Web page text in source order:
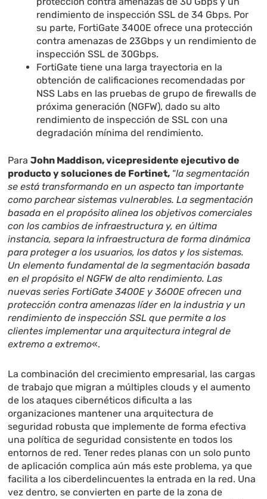
rendimiento de inspección SSL de 34 Gbps. Por
su parte, FortiGate 3400E ofrece una protección
contra amenazas de 23Gbps y un rendimiento de
inspección SSL de 30Gbps.
FortiGate tiene una larga trayectoria en la
obtención de calificaciones recomendadas por
NSS Labs en las pruebas de grupo de firewalls de
próxima generación (NGFW), dado su alto
rendimiento de inspección de SSL con una
degradación mínima del rendimiento.
ParaJohn Maddison, vicepresidente ejecutivo de
producto y soluciones de Fortinet, “la segmentación
se está transformando en un aspecto tan importante
como parchear sistemas vulnerables. La segmentación
basada en el propósito alinea los objetivos comerciales
con los cambios de infraestructura y, en última
instancia, separa la infraestructura de forma dinámica
para proteger a los usuarios, los datos y los sistemas.
Un elemento fundamental de la segmentación basada
en el propósito el NGFW de alto rendimiento. Las
nuevas series FortiGate 3400E y 3600E ofrecen una
protección contra amenazas líder en la industria y un
rendimiento de inspección SSL que permite a los
clientes implementar una arquitectura integral de
extremo a extremo«.
La combinación del crecimiento empresarial, las cargas
de trabajo que migran a múltiples clouds y el aumento
de los ataques cibernéticos dificulta a las
organizaciones mantener una arquitectura de
seguridad robusta que implemente de forma efectiva
una política de seguridad consistente en todos los
entornos de red. Tener redes planas con un solo punto
de aplicación complica aún más este problema, ya que
facilita a los ciberdelincuentes la entrada en la red. Una
vez dentro, se convierten en parte de la zona de